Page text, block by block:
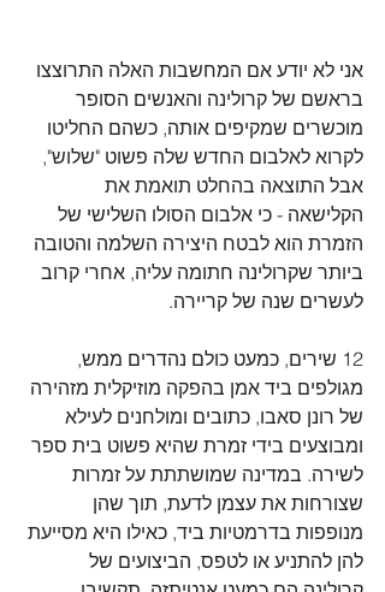
אני לא יודע אם המחשבות האלה התרוצצו
בראשם של קרולינה והאנשים הסופר
מוכשרים שמקיפים אותה, כשהם החליטו
לקרוא לאלבום החדש שלה פשוט "שלוש",
אבל התוצאה בהחלט תואמת את
הקלישאה - כי אלבום הסולו השלישי של
הזמרת הוא לבטח היצירה השלמה והטובה
ביותר שקרולינה חתומה עליה, אחרי קרוב
לעשרים שנה של קריירה.
12 שירים, כמעט כולם נהדרים ממש,
מגולפים ביד אמן בהפקה מוזיקלית מזהירה
של רונן סאבו, כתובים ומולחנים לעילא
ומבוצעים בידי זמרת שהיא פשוט בית ספר
לשירה. במדינה שמושתתת על זמרות
שצורחות את עצמן לדעת, תוך שהן
מנופפות בדרמטיות ביד, כאילו היא מסייעת
להן להתניע או לטפס, הביצועים של